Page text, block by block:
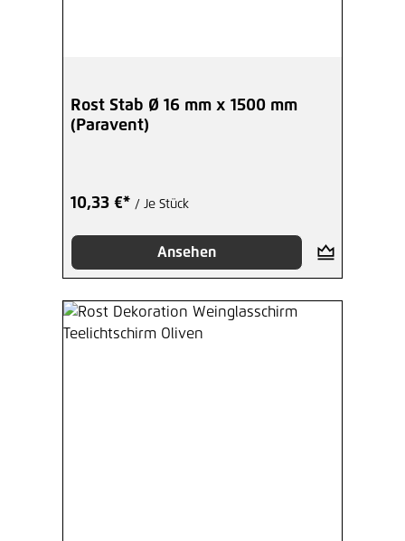
Rost Stab Ø 16 mm x 1500 mm
(Paravent)
10,33 €* / Je Stück
Ansehen